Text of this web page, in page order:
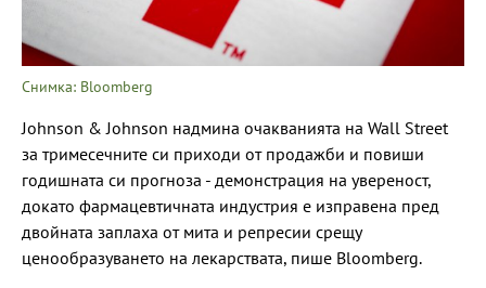
Снимка: Bloomberg
Johnson & Johnson надмина очакванията на Wall Street
за тримесечните си приходи от продажби и повиши
годишната си прогноза - демонстрация на увереност,
докато фармацевтичната индустрия е изправена пред
двойната заплаха от мита и репресии срещу
ценообразуването на лекарствата, пише Bloomberg.